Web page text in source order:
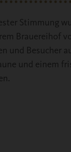
Stimmung
Brauereihof
und Besucher
und einem